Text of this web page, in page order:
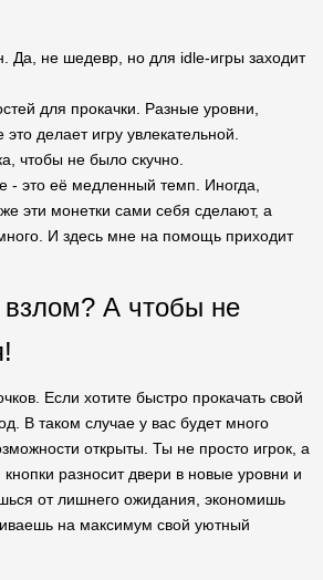
Да, не шедевр, но для idle-игры заходит
для прокачки. Разные уровни,
делает игру увлекательной.
чтобы не было скучно.
- это её медленный темп. Иногда,
эти монетки сами себя сделают, а
И здесь мне на помощь приходит
А чтобы не
Если хотите быстро прокачать свой
В таком случае у вас будет много
открыты. Ты не просто игрок, а
разносит двери в новые уровни и
от лишнего ожидания, экономишь
на максимум свой уютный